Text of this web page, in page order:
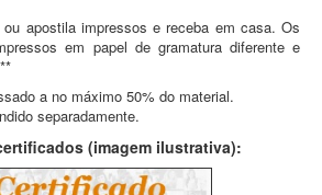
apostila impressos e receba em casa. Os
em papel de gramatura diferente e
a no máximo 50% do material.
separadamente.
(imagem ilustrativa):